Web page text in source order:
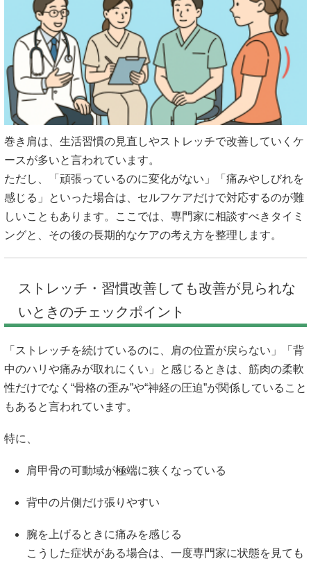
巻き肩は、生活習慣の見直しやストレッチで改善していくケ
ースが多いと言われています。
ただし、「頑張っているのに変化がない」「痛みやしびれを
感じる」といった場合は、セルフケアだけで対応するのが難
しいこともあります。ここでは、専門家に相談すべきタイミ
ングと、その後の長期的なケアの考え方を整理します。
ストレッチ・習慣改善しても改善が見られな
いときのチェックポイント
「ストレッチを続けているのに、肩の位置が戻らない」「背
中のハリや痛みが取れにくい」と感じるときは、筋肉の柔軟
性だけでなく“骨格の歪み”や“神経の圧迫”が関係していること
もあると言われています。
特に、
肩甲骨の可動域が極端に狭くなっている
背中の片側だけ張りやすい
腕を上げるときに痛みを感じる
こうした症状がある場合は、一度専門家に状態を見ても